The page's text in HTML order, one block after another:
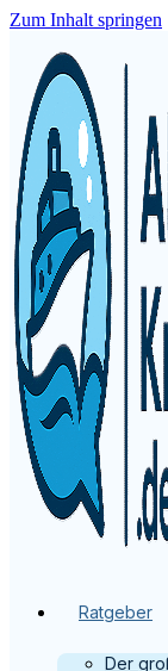
Zum Inhalt springen
Ratgeber
Der